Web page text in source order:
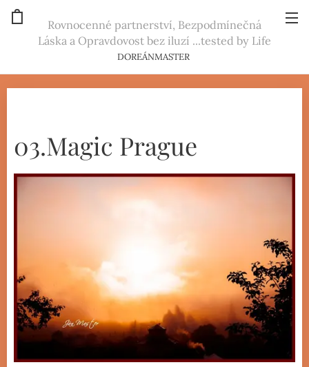
Rovnocenné partnerství, Bezpodmínečná
Láska a Opravdovost bez iluzí ...tested by Life
DOREÁNMASTER
03.Magic Prague